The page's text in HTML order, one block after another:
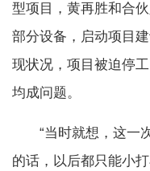
型项目，黄再胜和合
部分设备，启动项目
现状况，项目被迫停
均成问题。
“当时就想，这一次
的话，以后都只能小